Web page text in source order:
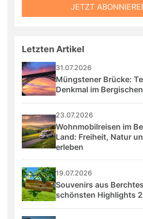
JETZT
Letzten Artikel
31.07.2026
Müngstener Brücke:
Denkmal im
23.07.2026
Wohnmobilreisen im
Land: Freiheit, Natur
erleben
19.07.2026
Souvenirs aus
schönsten Highlights